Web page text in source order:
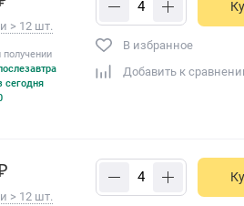
> 12 шт.
получении
сегодня
В избранное
Добавить к
> 12 шт.